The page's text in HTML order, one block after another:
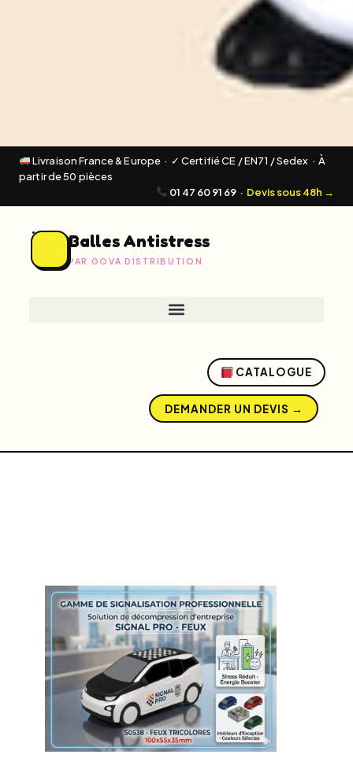
Livraison France & Europe · ✓ Certifié CE / EN71 / Sedex · À
partir de 50 pièces
01 47 60 91 69 · Devis sous 48h →
Balles Antistress
PAR GOVA DISTRIBUTION
CATALOGUE
DEMANDER UN DEVIS →